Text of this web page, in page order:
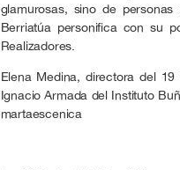
glamurosas, sino de
Berriatúa personifica con su
Realizadores.
Elena Medina, directora del
Ignacio Armada del Instituto
martaescenica